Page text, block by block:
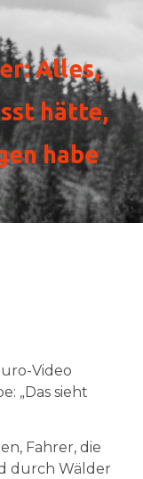
Alles,
hätte,
habe
Video
„Das sieht
Fahrer, die
durch Wälder